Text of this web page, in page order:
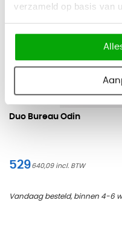
verzameld op basis van
Duo Bureau Odin
529640,09
Vandaag besteld, binnen 4-6